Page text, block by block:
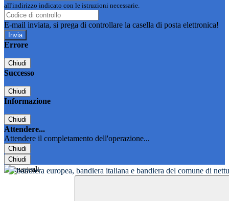
all'indirizzo indicato con le istruzioni necessarie.
E-mail inviata, si prega di controllare la casella di posta elettronica!
Errore
Chiudi
Successo
Chiudi
Informazione
Chiudi
Attendere...
Attendere il completamento dell'operazione...
Chiudi
Chiudi